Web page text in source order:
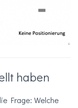
haben
Frage: Welche